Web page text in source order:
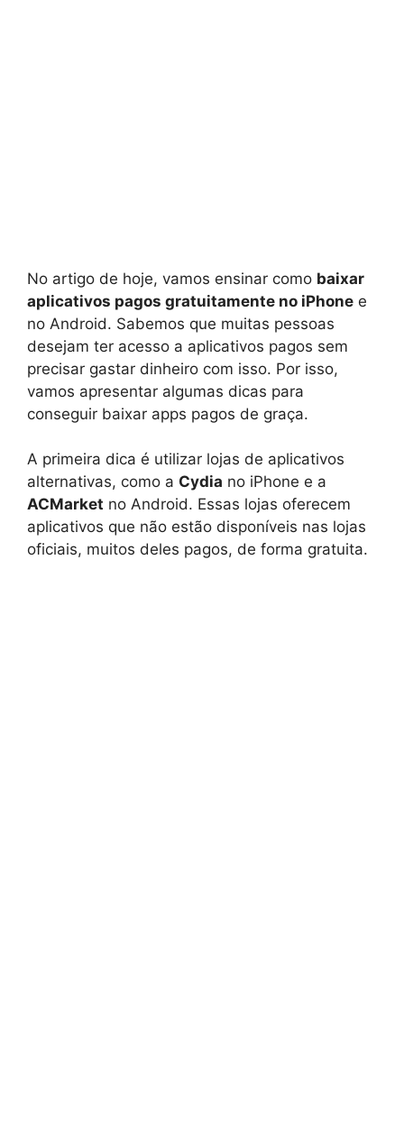
No artigo de hoje, vamos ensinar como baixar
aplicativos pagos gratuitamente no iPhone e
no Android. Sabemos que muitas pessoas
desejam ter acesso a aplicativos pagos sem
precisar gastar dinheiro com isso. Por isso,
vamos apresentar algumas dicas para
conseguir baixar apps pagos de graça.
A primeira dica é utilizar lojas de aplicativos
alternativas, como a Cydia no iPhone e a
ACMarket no Android. Essas lojas oferecem
aplicativos que não estão disponíveis nas lojas
oficiais, muitos deles pagos, de forma gratuita.